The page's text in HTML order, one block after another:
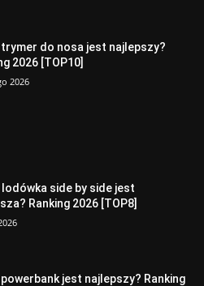
do nosa jest najlepszy?
2026 [TOP10]
2026
side by side jest
Ranking 2026 [TOP8]
jest najlepszy? Ranking